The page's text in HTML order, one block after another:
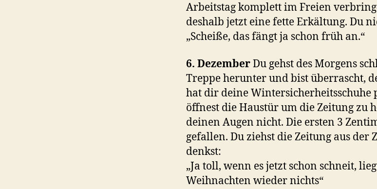
Arbeitstag komplett im Freien
deshalb jetzt eine fette Erkältung. Du
„Scheiße, das fängt ja schon früh an.“
6. DezemberDu gehst des Morgens
Treppe herunter und bist überrascht,
hat dir deine Wintersicherheitsschuhe
öffnest die Haustür um die Zeitung zu
deinen Augen nicht. Die ersten 3
gefallen. Du ziehst die Zeitung aus der
denkst:
„Ja toll, wenn es jetzt schon schneit,
Weihnachten wieder nichts“